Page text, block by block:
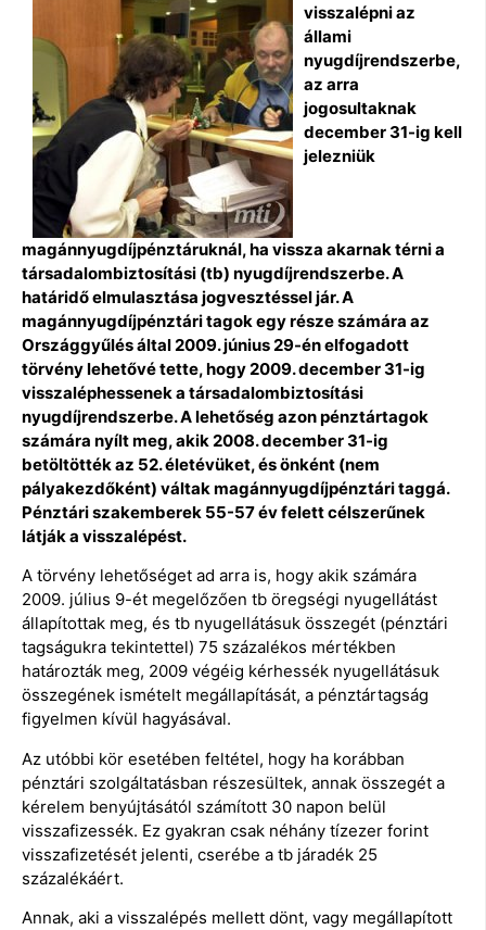
visszalépni az
állami
nyugdíjrendszerbe,
az arra
jogosultaknak
december 31-ig kell
jelezniük
magánnyugdíjpénztáruknál, ha vissza akarnak térni a
társadalombiztosítási (tb) nyugdíjrendszerbe. A
határidő elmulasztása jogvesztéssel jár. A
magánnyugdíjpénztári tagok egy része számára az
Országgyűlés által 2009. június 29-én elfogadott
törvény lehetővé tette, hogy 2009. december 31-ig
visszaléphessenek a társadalombiztosítási
nyugdíjrendszerbe. A lehetőség azon pénztártagok
számára nyílt meg, akik 2008. december 31-ig
betöltötték az 52. életévüket, és önként (nem
pályakezdőként) váltak magánnyugdíjpénztári taggá.
Pénztári szakemberek 55-57 év felett célszerűnek
látják a visszalépést.
A törvény lehetőséget ad arra is, hogy akik számára
2009. július 9-ét megelőzően tb öregségi nyugellátást
állapítottak meg, és tb nyugellátásuk összegét (pénztári
tagságukra tekintettel) 75 százalékos mértékben
határozták meg, 2009 végéig kérhessék nyugellátásuk
összegének ismételt megállapítását, a pénztártagság
figyelmen kívül hagyásával.
Az utóbbi kör esetében feltétel, hogy ha korábban
pénztári szolgáltatásban részesültek, annak összegét a
kérelem benyújtásától számított 30 napon belül
visszafizessék. Ez gyakran csak néhány tízezer forint
visszafizetését jelenti, cserébe a tb járadék 25
százalékáért.
Annak, aki a visszalépés mellett dönt, vagy megállapított